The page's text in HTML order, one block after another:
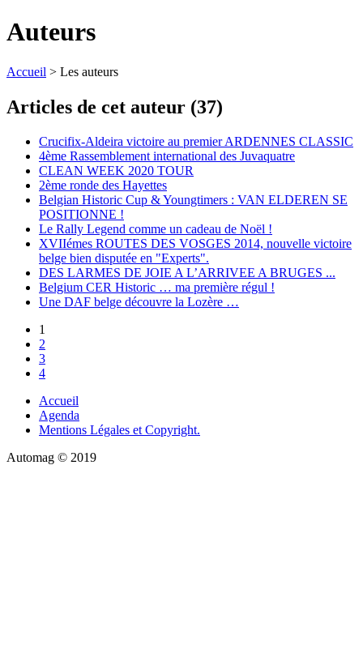
Auteurs
Accueil > Les auteurs
Articles de cet auteur (37)
Crucifix-Aldeira victoire au premier ARDENNES CLASSIC
4ème Rassemblement international des Juvaquatre
CLEAN WEEK 2020 TOUR
2ème ronde des Hayettes
Belgian Historic Cup & Youngtimers : VAN ELDEREN SE
POSITIONNE !
Le Rally Legend comme un cadeau de Noël !
XVIIémes ROUTES DES VOSGES 2014, nouvelle victoire
belge bien disputée en "Experts".
DES LARMES DE JOIE A L’ARRIVEE A BRUGES ...
Belgium CER Historic … ma première régul !
Une DAF belge découvre la Lozère …
1
2
3
4
Accueil
Agenda
Mentions Légales et Copyright.
Automag © 2019